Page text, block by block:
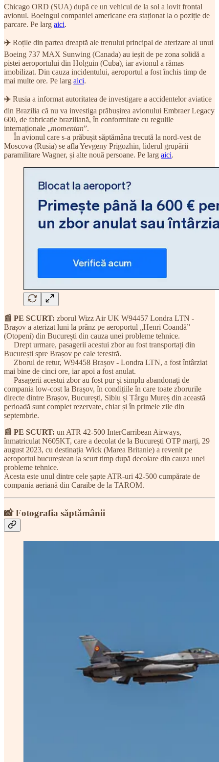
Chicago ORD (SUA) după ce un vehicul de la sol a lovit frontal
avionul. Boeingul companiei americane era staționat la o poziție de
parcare. Pe larg aici.
✈️ Roțile din partea dreaptă ale trenului principal de aterizare al unui
Boeing 737 MAX Sunwing (Canada) au ieșit de pe zona solidă a
pistei aeroportului din Holguin (Cuba), iar avionul a rămas
imobilizat. Din cauza incidentului, aeroportul a fost închis timp de
mai multe ore. Pe larg aici.
✈️ Rusia a informat autoritatea de investigare a accidentelor aviatice
din Brazilia că nu va investiga prăbușirea avionului Embraer Legacy
600, de fabricație braziliană, în conformitate cu regulile
internaționale „momentan”.
În avionul care s-a prăbușit săptămâna trecută la nord-vest de
Moscova (Rusia) se afla Yevgeny Prigozhin, liderul grupării
paramilitare Wagner, și alte nouă persoane. Pe larg aici.
📰 PE SCURT: zborul Wizz Air UK W94457 Londra LTN -
Brașov a aterizat luni la prânz pe aeroportul „Henri Coandă”
(Otopeni) din București din cauza unei probleme tehnice.
Drept urmare, pasagerii acestui zbor au fost transportați din
București spre Brașov pe cale terestră.
Zborul de retur, W94458 Brașov - Londra LTN, a fost întârziat
mai bine de cinci ore, iar apoi a fost anulat.
Pasagerii acestui zbor au fost pur și simplu abandonați de
compania low-cost la Brașov, în condițiile în care toate zborurile
directe dintre Brașov, București, Sibiu și Târgu Mureș din această
perioadă sunt complet rezervate, chiar și în primele zile din
septembrie.
📰 PE SCURT: un ATR 42-500 InterCarribean Airways,
înmatriculat N605KT, care a decolat de la București OTP marți, 29
august 2023, cu destinația Wick (Marea Britanie) a revenit pe
aeroportul bucureștean la scurt timp după decolare din cauza unei
probleme tehnice.
Acesta este unul dintre cele șapte ATR-uri 42-500 cumpărate de
compania aeriană din Caraibe de la TAROM.
📸 Fotografia săptămânii